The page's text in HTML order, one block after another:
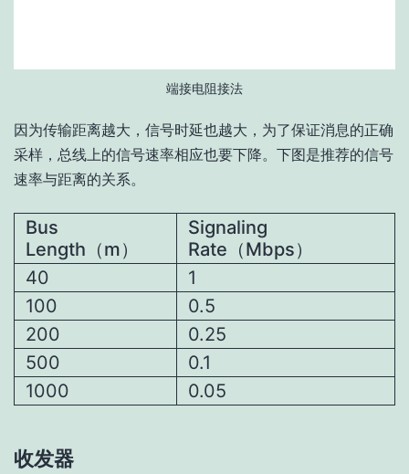
端接电阻接法
因为传输距离越大，信号时延也越大，为了保证消息的正确
采样，总线上的信号速率相应也要下降。下图是推荐的信号
速率与距离的关系。
Bus
Length（m）
Signaling
Rate（Mbps）
40
1
100
0.5
200
0.25
500
0.1
1000
0.05
收发器